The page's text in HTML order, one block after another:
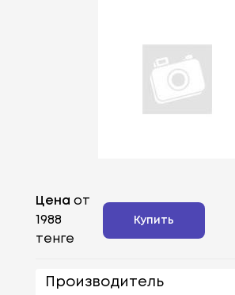
Цена от
1988
тенге
Купить
Производитель